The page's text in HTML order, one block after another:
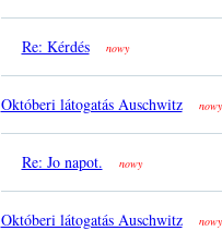
Re: Kérdés nowy
Októberi látogatás Auschwitz nowy
Re: Jo napot. nowy
Októberi látogatás Auschwitz nowy